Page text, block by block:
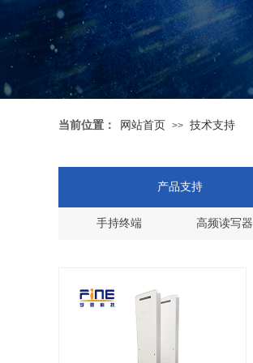
网站首页 >> 技术支持
当前位置：
手持终端 高频读写器
产品支持